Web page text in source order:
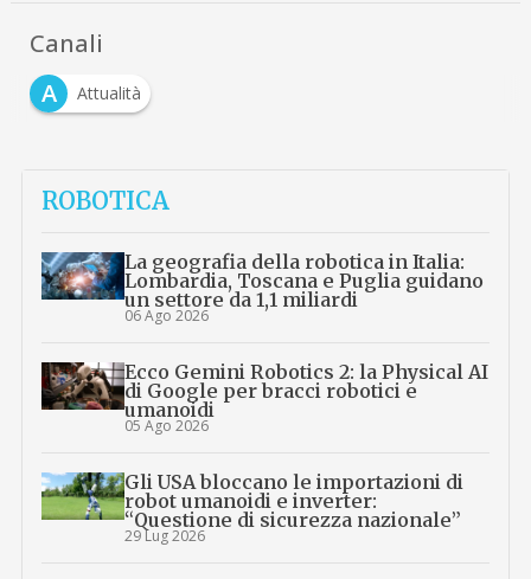
Canali
A
Attualità
ROBOTICA
La geografia della robotica in Italia:
Lombardia, Toscana e Puglia guidano
un settore da 1,1 miliardi
06 Ago 2026
Ecco Gemini Robotics 2: la Physical AI
di Google per bracci robotici e
umanoidi
05 Ago 2026
Gli USA bloccano le importazioni di
robot umanoidi e inverter:
“Questione di sicurezza nazionale”
29 Lug 2026